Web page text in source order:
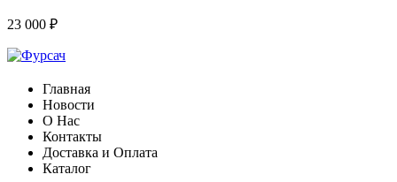
23 000 ₽
Главная
Новости
О Нас
Контакты
Доставка и Оплата
Каталог